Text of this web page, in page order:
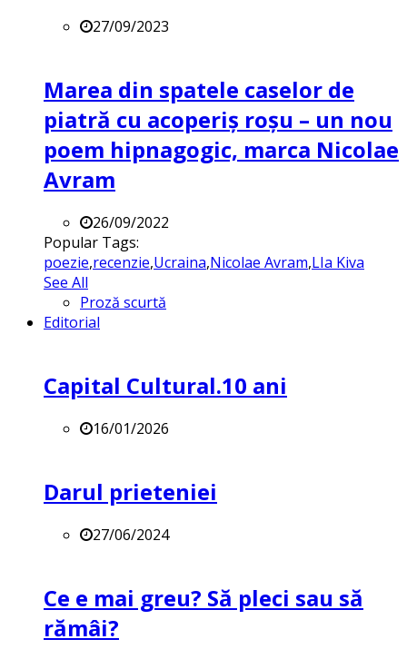
27/09/2023
Marea din spatele caselor de
piatră cu acoperiș roșu – un nou
poem hipnagogic, marca Nicolae
Avram
26/09/2022
Popular Tags:
poezie,recenzie,Ucraina,Nicolae Avram,LIa Kiva
See All
Proză scurtă
Editorial
Capital Cultural.10 ani
16/01/2026
Darul prieteniei
27/06/2024
Ce e mai greu? Să pleci sau să
rămâi?